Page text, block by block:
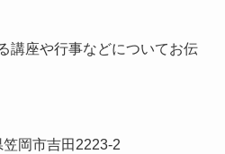
講座や行事などについてお伝
岡市吉田2223-2